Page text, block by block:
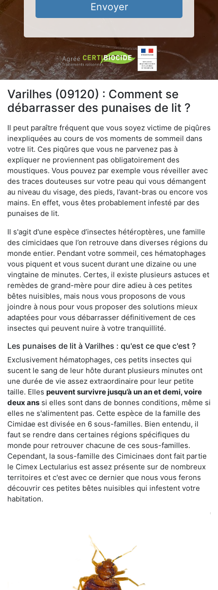
Envoyer
Varilhes (09120) : Comment se
débarrasser des punaises de lit ?
Il peut paraître fréquent que vous soyez victime de piqûres
inexpliquées au cours de vos moments de sommeil dans
votre lit. Ces piqûres que vous ne parvenez pas à
expliquer ne proviennent pas obligatoirement des
moustiques. Vous pouvez par exemple vous réveiller avec
des traces douteuses sur votre peau qui vous démangent
au niveau du visage, des pieds, l’avant-bras ou encore vos
mains. En effet, vous êtes probablement infesté par des
punaises de lit.
Il s'agit d'une espèce d’insectes hétéroptères, une famille
des cimicidaes que l’on retrouve dans diverses régions du
monde entier. Pendant votre sommeil, ces hématophages
vous piquent et vous sucent durant une dizaine ou une
vingtaine de minutes. Certes, il existe plusieurs astuces et
remèdes de grand-mère pour dire adieu à ces petites
bêtes nuisibles, mais nous vous proposons de vous
joindre à nous pour vous proposer des solutions mieux
adaptées pour vous débarrasser définitivement de ces
insectes qui peuvent nuire à votre tranquillité.
Les punaises de lit à Varilhes : qu'est ce que c'est ?
Exclusivement hématophages, ces petits insectes qui
sucent le sang de leur hôte durant plusieurs minutes ont
une durée de vie assez extraordinaire pour leur petite
taille. Elles peuvent survivre jusqu’à un an et demi, voire
deux ans si elles sont dans de bonnes conditions, même si
elles ne s'alimentent pas. Cette espèce de la famille des
Cimidae est divisée en 6 sous-familles. Bien entendu, il
faut se rendre dans certaines régions spécifiques du
monde pour retrouver chacune de ces sous-familles.
Cependant, la sous-famille des Cimicinaes dont fait partie
le Cimex Lectularius est assez présente sur de nombreux
territoires et c'est avec ce dernier que nous vous ferons
découvrir ces petites bêtes nuisibles qui infestent votre
habitation.